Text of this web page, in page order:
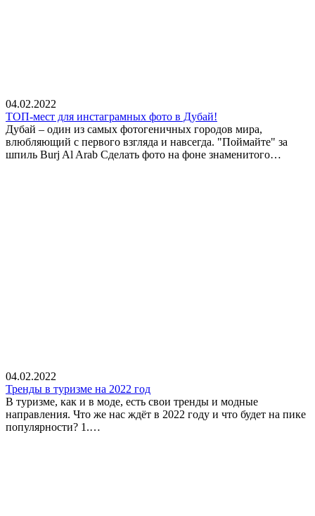
04.02.2022
ТОП-мест для инстаграмных фото в Дубай!
Дубай – один из самых фотогеничных городов мира,
влюбляющий с первого взгляда и навсегда. "Поймайте" за
шпиль Burj Al Arab Сделать фото на фоне знаменитого…
04.02.2022
Тренды в туризме на 2022 год
В туризме, как и в моде, есть свои тренды и модные
направления. Что же нас ждёт в 2022 году и что будет на пике
популярности? 1.…